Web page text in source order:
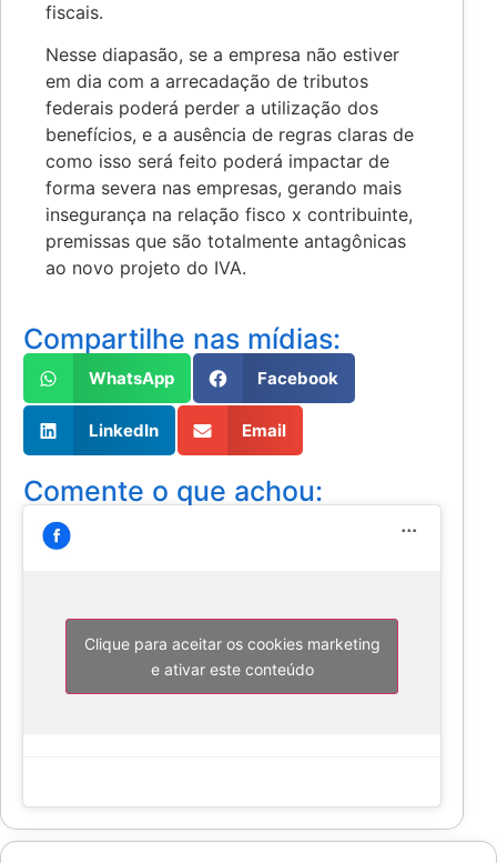
fiscais.
Nesse diapasão, se a empresa não estiver
em dia com a arrecadação de tributos
federais poderá perder a utilização dos
benefícios, e a ausência de regras claras de
como isso será feito poderá impactar de
forma severa nas empresas, gerando mais
insegurança na relação fisco x contribuinte,
premissas que são totalmente antagônicas
ao novo projeto do IVA.
Compartilhe nas mídias:
WhatsApp Facebook
LinkedIn Email
Comente o que achou:
Clique para aceitar os cookies marketing
e ativar este conteúdo